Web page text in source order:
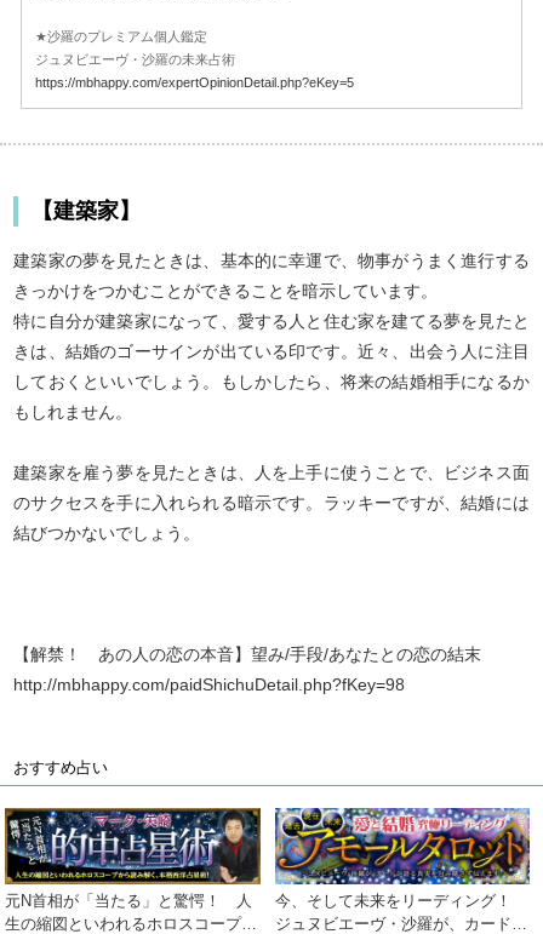
★沙羅のプレミアム個人鑑定
ジュヌビエーヴ・沙羅の未来占術
https://mbhappy.com/expertOpinionDetail.php?eKey=5
【建築家】
建築家の夢を見たときは、基本的に幸運で、物事がうまく進行する
きっかけをつかむことができることを暗示しています。
特に自分が建築家になって、愛する人と住む家を建てる夢を見たと
きは、結婚のゴーサインが出ている印です。近々、出会う人に注目
しておくといいでしょう。もしかしたら、将来の結婚相手になるか
もしれません。
建築家を雇う夢を見たときは、人を上手に使うことで、ビジネス面
のサクセスを手に入れられる暗示です。ラッキーですが、結婚には
結びつかないでしょう。
【解禁！ あの人の恋の本音】望み/手段/あなたとの恋の結末
http://mbhappy.com/paidShichuDetail.php?fKey=98
おすすめ占い
元N首相が「当たる」と驚愕！ 人
生の縮図といわれるホロスコープか
今、そして未来をリーディング！
ジュヌビエーヴ・沙羅が、カードが